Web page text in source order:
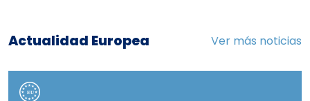
Actualidad Europea Ver más noticias